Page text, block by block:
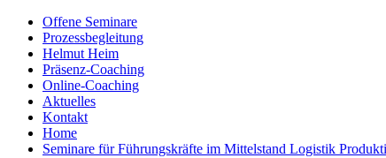
Offene Seminare
Prozessbegleitung
Helmut Heim
Präsenz-Coaching
Online-Coaching
Aktuelles
Kontakt
Home
Seminare für Führungskräfte im Mittelstand Logistik